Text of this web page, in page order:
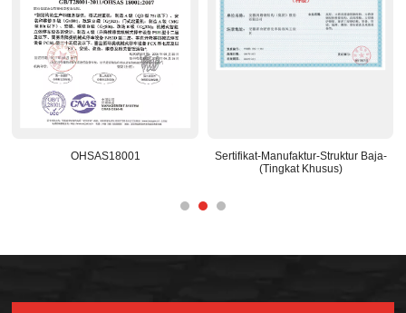
OHSAS18001
Sertifikat-Manufaktur-Struktur Baja-
(Tingkat Khusus)